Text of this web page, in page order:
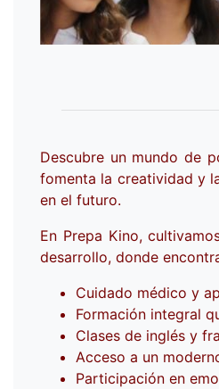
Descubre un mundo de
fomenta la creatividad y
en el futuro.
En Prepa Kino,
desarrollo, donde
Cuidado médico y
Formación integral
Clases de inglés y
Acceso a un
Participación en